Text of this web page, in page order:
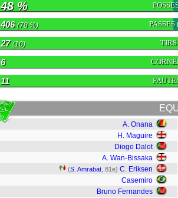
48 %
PASSES
406(78 %)
TIRS
27(10)
6
11
A. Onana
H. Maguire
Diogo Dalot
A. Wan-Bissaka
(S. Amrabat , 81e) C. Eriksen
Casemiro
Bruno Fernandes